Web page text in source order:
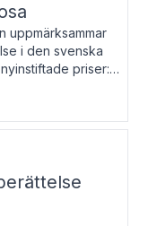
uppmärksammar
i den svenska
priser:
pris till
av svensk
till Magnus